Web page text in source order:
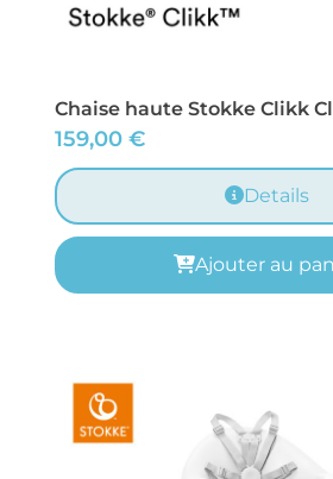
Chaise haute Stokke Clikk
159,00 €
Details
Ajouter au